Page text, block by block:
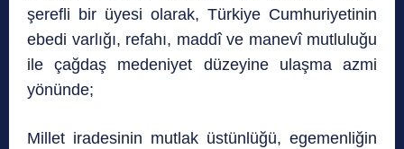
şerefli bir üyesi olarak, Türkiye Cumhuriyetinin
ebedi varlığı, refahı, maddî ve manevî mutluluğu
ile çağdaş medeniyet düzeyine ulaşma azmi
yönünde;
Millet iradesinin mutlak üstünlüğü, egemenliğin